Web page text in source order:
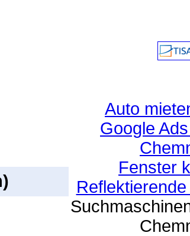
Auto
Google
Fenster